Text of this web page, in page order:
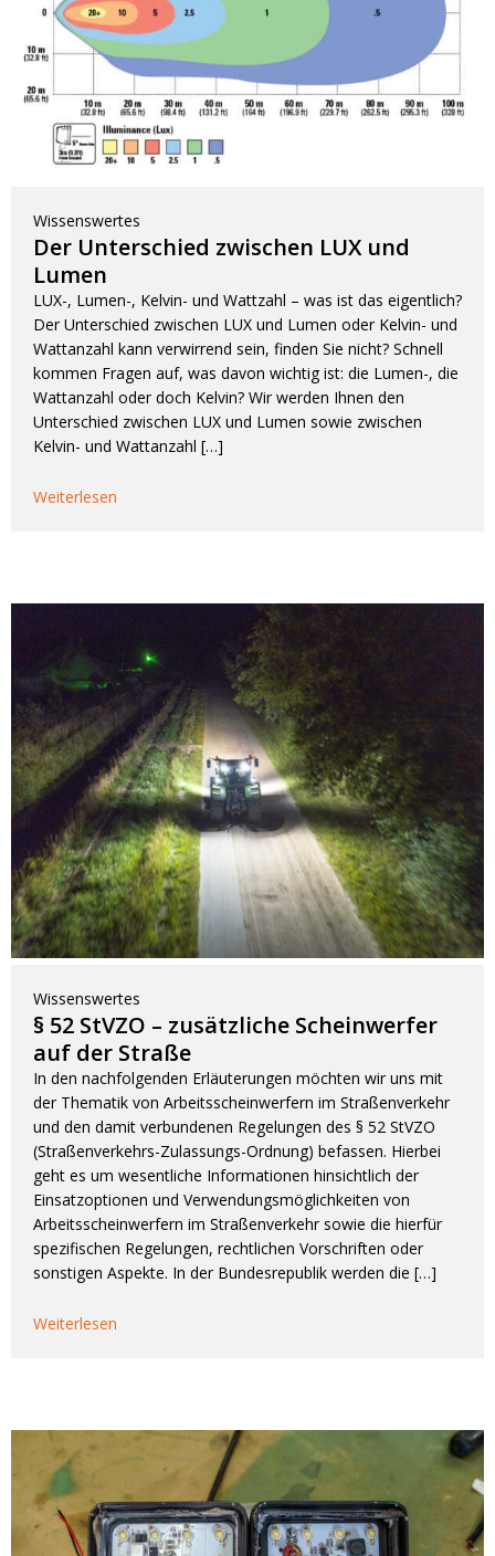
Wissenswertes
Der Unterschied zwischen LUX und
Lumen
LUX-, Lumen-, Kelvin- und Wattzahl – was ist das eigentlich?
Der Unterschied zwischen LUX und Lumen oder Kelvin- und
Wattanzahl kann verwirrend sein, finden Sie nicht? Schnell
kommen Fragen auf, was davon wichtig ist: die Lumen-, die
Wattanzahl oder doch Kelvin? Wir werden Ihnen den
Unterschied zwischen LUX und Lumen sowie zwischen
Kelvin- und Wattanzahl […]
Weiterlesen
Wissenswertes
§ 52 StVZO – zusätzliche Scheinwerfer
auf der Straße
In den nachfolgenden Erläuterungen möchten wir uns mit
der Thematik von Arbeitsscheinwerfern im Straßenverkehr
und den damit verbundenen Regelungen des § 52 StVZO
(Straßenverkehrs-Zulassungs-Ordnung) befassen. Hierbei
geht es um wesentliche Informationen hinsichtlich der
Einsatzoptionen und Verwendungsmöglichkeiten von
Arbeitsscheinwerfern im Straßenverkehr sowie die hierfür
spezifischen Regelungen, rechtlichen Vorschriften oder
sonstigen Aspekte. In der Bundesrepublik werden die […]
Weiterlesen